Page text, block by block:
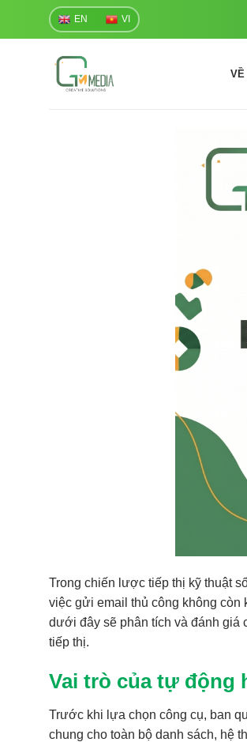
EN VI
VỀ
Trong chiến lược tiếp thị kỹ thuật
việc gửi email thủ công không còn
dưới đây sẽ phân tích và đánh giá
tiếp thị.
Vai trò của tự động
Trước khi lựa chọn công cụ, ban
chung cho toàn bộ danh sách, hệ